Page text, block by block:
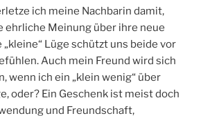
ich meine Nachbarin damit,
ehrliche Meinung über ihre neue
„kleine“ Lüge schützt uns beide vor
Auch mein Freund wird sich
wenn ich ein „klein wenig“ über
oder? Ein Geschenk ist meist doch
und Freundschaft,